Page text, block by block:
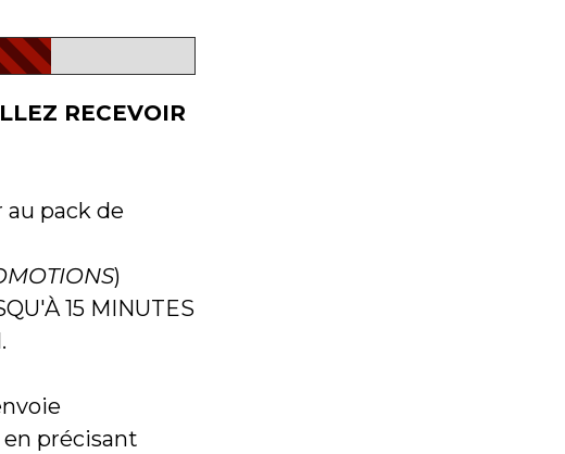
RECEVOIR
pack de
)
15 MINUTES
précisant